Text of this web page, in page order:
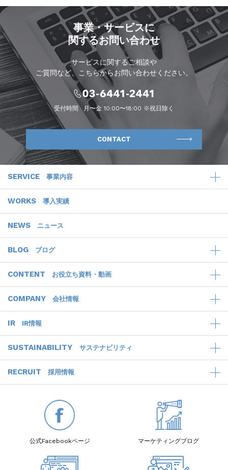
事業・サービスに
関するお問い合わせ
サービスに関するご相談や
ご質問など、こちらからお問い合わせください。
受付時間 月〜金 10:00〜18:00 ※祝日除く
CONTACT
SERVICE 事業内容
WORKS 導入実績
NEWS ニュース
BLOG ブログ
CONTENT お役立ち資料・動画
COMPANY 会社情報
IR IR情報
SUSTAINABILITY サステナビリティ
RECRUIT 採用情報
公式Facebookページ マーケティングブログ